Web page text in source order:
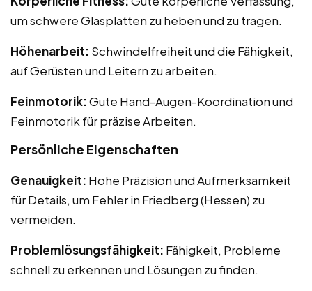
um schwere Glasplatten zu heben und zu tragen.
Höhenarbeit: Schwindelfreiheit und die Fähigkeit,
auf Gerüsten und Leitern zu arbeiten.
Feinmotorik:Gute Hand-Augen-Koordination und
Feinmotorik für präzise Arbeiten.
Persönliche Eigenschaften
Genauigkeit: Hohe Präzision und Aufmerksamkeit
für Details, um Fehler in Friedberg (Hessen) zu
vermeiden.
Problemlösungsfähigkeit: Fähigkeit, Probleme
schnell zu erkennen und Lösungen zu finden.